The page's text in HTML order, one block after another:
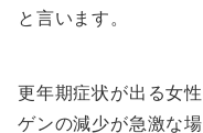
と言います。
更年期症状が出る女
ゲンの減少が急激な